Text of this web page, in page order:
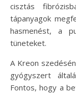
cisztás
tápanyagok
hasmenést, a
tüneteket.
A Kreon
gyógyszert
Fontos, hogy a